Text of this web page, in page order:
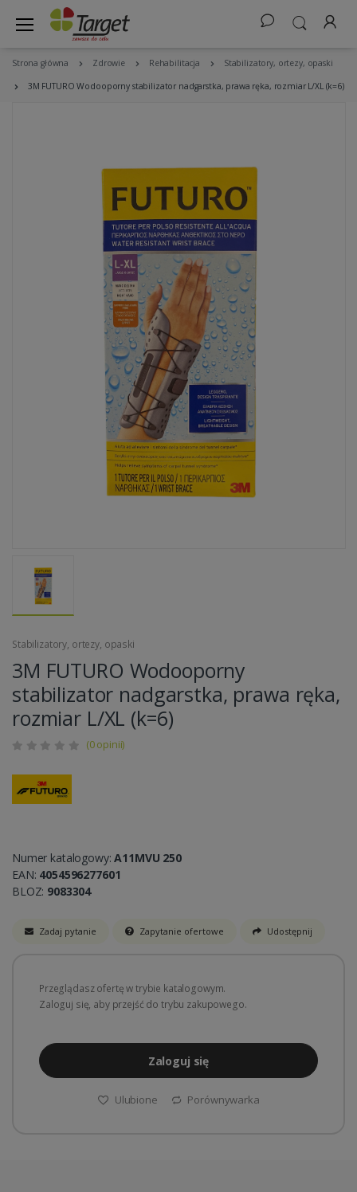
Strona główna Zdrowie Rehabilitacja Stabilizatory, ortezy, opaski
3M FUTURO Wodooporny stabilizator nadgarstka, prawa ręka, rozmiar L/XL (k=6)
Stabilizatory, ortezy, opaski
3M FUTURO Wodooporny
stabilizator nadgarstka, prawa ręka,
rozmiar L/XL (k=6)
(0 opinii)
Numer katalogowy:A11MVU 250
EAN: 4054596277601
BLOZ: 9083304
Zadaj pytanie Zapytanie ofertowe Udostępnij
Przeglądasz ofertę w trybie katalogowym.
Zaloguj się, aby przejść do trybu zakupowego.
Zaloguj się
Ulubione Porównywarka